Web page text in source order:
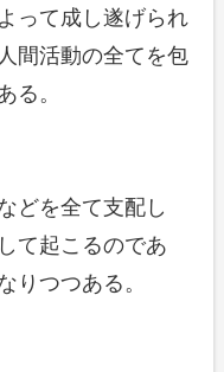
って成し遂げられ
間活動の全てを包
る。
どを全て支配し
て起こるのであ
りつつある。